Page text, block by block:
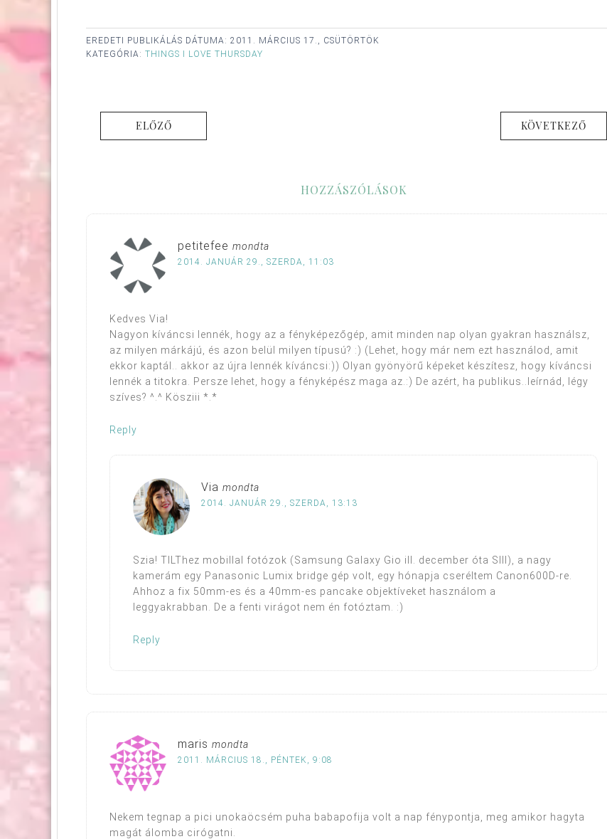
EREDETI PUBLIKÁLÁS DÁTUMA: 2011. MÁRCIUS 17., CSÜTÖRTÖK
KATEGÓRIA: THINGS I LOVE THURSDAY
ELŐZŐ KÖVETKEZŐ
HOZZÁSZÓLÁSOK
petitefee mondta
2014. JANUÁR 29., SZERDA, 11:03
Kedves Via!
Nagyon kíváncsi lennék, hogy az a fényképezőgép, amit minden nap olyan gyakran használsz,
az milyen márkájú, és azon belül milyen típusú? :) (Lehet, hogy már nem ezt használod, amit
ekkor kaptál.. akkor az újra lennék kíváncsi:)) Olyan gyönyörű képeket készítesz, hogy kíváncsi
lennék a titokra. Persze lehet, hogy a fényképész maga az.:) De azért, ha publikus..leírnád, légy
szíves? ^.^ Kösziii *.*
Reply
Via mondta
2014. JANUÁR 29., SZERDA, 13:13
Szia! TILThez mobillal fotózok (Samsung Galaxy Gio ill. december óta SIII), a nagy
kamerám egy Panasonic Lumix bridge gép volt, egy hónapja cseréltem Canon600D-re.
Ahhoz a fix 50mm-es és a 40mm-es pancake objektíveket használom a
leggyakrabban. De a fenti virágot nem én fotóztam. :)
Reply
maris mondta
2011. MÁRCIUS 18., PÉNTEK, 9:08
Nekem tegnap a pici unokaöcsém puha babapofija volt a nap fénypontja, meg amikor hagyta
magát álomba cirógatni.